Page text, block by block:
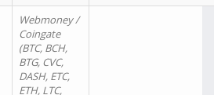
Webmoney /
Coingate
(BTC, BCH,
BTG, CVC,
DASH, ETC,
ETH, LTC,